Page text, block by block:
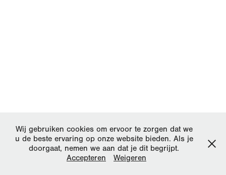
Wij gebruiken cookies om ervoor te zorgen dat we
u de beste ervaring op onze website bieden. Als je
doorgaat, nemen we aan dat je dit begrijpt.
Accepteren
Weigeren